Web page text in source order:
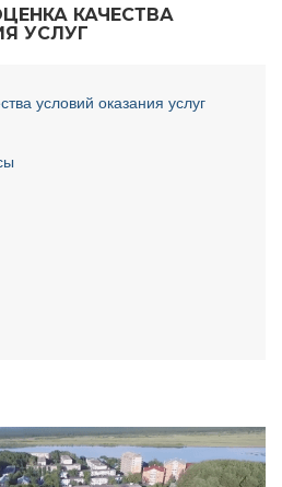
КАЧЕСТВА
УСЛУГ
условий оказания услуг